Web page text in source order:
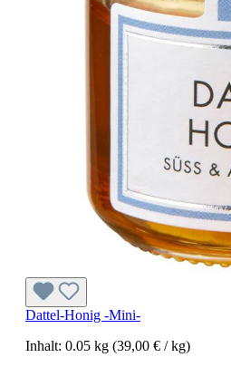
Dattel-Honig -Mini-
Inhalt: 0.05 kg (39,00 € / kg)